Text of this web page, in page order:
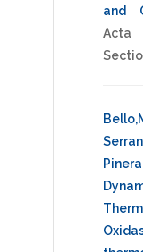
and
Acta